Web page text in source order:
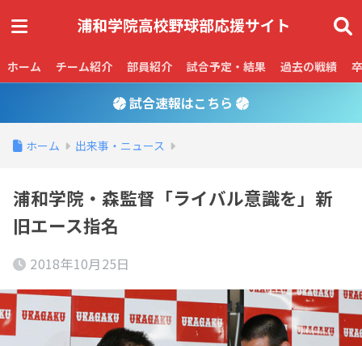
ホーム チーム紹介 部員紹介 試合予定・結果 過去の戦績
試合速報はこちら
ホーム 出来事・ニュース
浦和学院・森監督「ライバル意識を」新
旧エース指名
2018年10月25日